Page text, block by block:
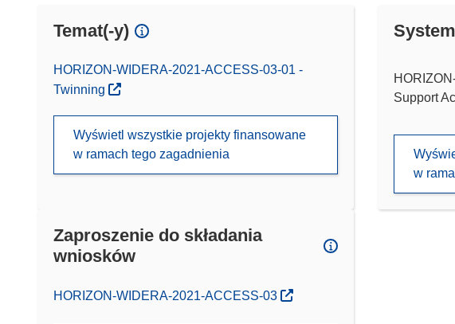
Temat(-y)
HORIZON-WIDERA-2021-ACCESS-03-01 -
Twinning
Wyświetl wszystkie projekty finansowane
w ramach tego zagadnienia
Support
w
Zaproszenie do składania
wniosków
(odnośnik otworzy się w nowym oknie)
HORIZON-WIDERA-2021-ACCESS-03